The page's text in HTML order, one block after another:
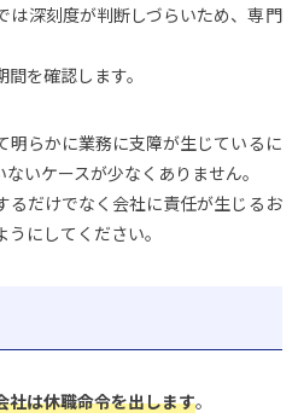
は深刻度が判断しづらいため、専門
を確認します。
明らかに業務に支障が生じているに
いケースが少なくありません。
るだけでなく会社に責任が生じるお
にしてください。
社は休職命令を出します。